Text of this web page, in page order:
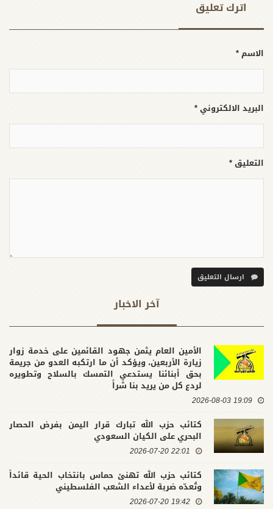
اترك تعلیق
الاسم *
البريد الالكتروني *
التعليق *
ارسال التعليق
آخر الاخبار
الأمين العام يثمن جهود القائمين على خدمة زوار
زيارة الأربعين، ويؤكد أن ما ارتكبه العدو من جريمة
بحق أبنائنا يستدعي التمسك بالسلاح وتطويره
لردع كل من يريد بنا شراً
19:09 2026-08-03
كتائب حزب الله تبارك قرار اليمن بفرض الحصار
البحري على الكيان السعودي
22:01 2026-07-20
كتائب حزب الله تهنئ حماس بانتخاب الحية قائداً
وتُعدّه ضربة لأعداء الشعب الفلسطيني
19:42 2026-07-20